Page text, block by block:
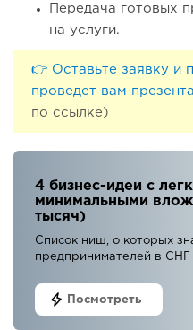
Передача готовых
на услуги.
👉 Оставьте заявку и
проведет вам
по ссылке)
4 бизнес-идеи с
минимальными
тысяч)
Список ниш, о которых
предпринимателей в СНГ
Посмотреть